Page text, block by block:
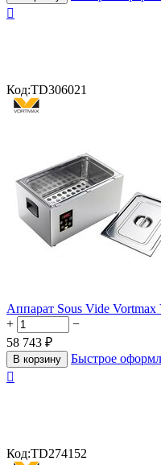

Код:TD306021
Аппарат Sous Vide
+
−
58 743 ₽
В корзину
Быстрое

Код:TD274152